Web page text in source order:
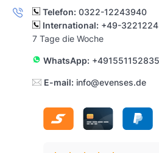
Telefon: 0322-12243940
International: +49-
7 Tage die Woche
WhatsApp:
E-mail: info@evenses.de